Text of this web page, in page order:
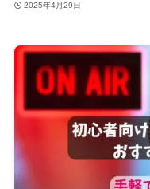
2025年4月29日